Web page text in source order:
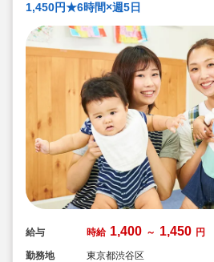
1,450円★6時間×週5日
給与 時給 1,400 ～ 1,450 円
勤務地
東京都渋谷区